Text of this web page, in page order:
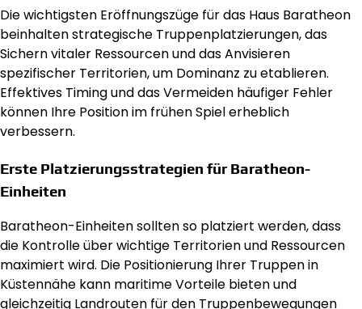
Die wichtigsten Eröffnungszüge für das Haus Baratheon
beinhalten strategische Truppenplatzierungen, das
Sichern vitaler Ressourcen und das Anvisieren
spezifischer Territorien, um Dominanz zu etablieren.
Effektives Timing und das Vermeiden häufiger Fehler
können Ihre Position im frühen Spiel erheblich
verbessern.
Erste Platzierungsstrategien für Baratheon-
Einheiten
Baratheon-Einheiten sollten so platziert werden, dass
die Kontrolle über wichtige Territorien und Ressourcen
maximiert wird. Die Positionierung Ihrer Truppen in
Küstennähe kann maritime Vorteile bieten und
gleichzeitig Landrouten für den Truppenbewegungen